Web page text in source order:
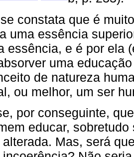
constata que é
uma essência
essência, e é por ela
uma
de natureza
ou melhor, um ser
por conseguinte,
educar, sobretudo
Mas, será